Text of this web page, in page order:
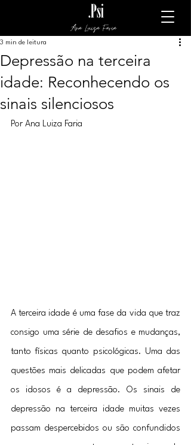
Ana Luiza Faria
Depressão na terceira
idade: Reconhecendo os
sinais silenciosos
3 min de leitura
Por Ana Luiza Faria
A terceira idade é uma fase da vida que traz
consigo uma série de desafios e mudanças,
tanto físicas quanto psicológicas. Uma das
questões mais delicadas que podem afetar
os idosos é a depressão. Os sinais de
depressão na terceira idade muitas vezes
passam despercebidos ou são confundidos